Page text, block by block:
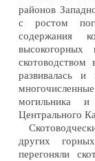
районов
с ростом
содержания
развивалась и
могильника
Центрального
других
перегоняли